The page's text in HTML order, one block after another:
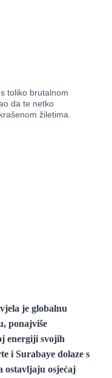
toliko brutalnom
da te netko
žiletima.
je globalnu
ponajviše
energiji svojih
i Surabaye dolaze s
ostavljaju osjećaj